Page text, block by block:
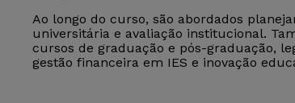
Ao longo do curso, são abordados
universitária e avaliação institucional.
cursos de graduação e pós-graduação,
gestão financeira em IES e inovação